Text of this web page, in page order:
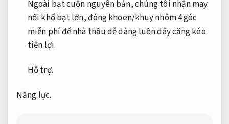
Ngoài bạt cuộn nguyên bản, chúng tôi nhận may
nối khổ bạt lớn, đóng khoen/khuy nhôm 4 góc
miễn phí để nhà thầu dễ dàng luồn dây căng kéo
tiện lợi.
Hỗ trợ.
Năng lực.